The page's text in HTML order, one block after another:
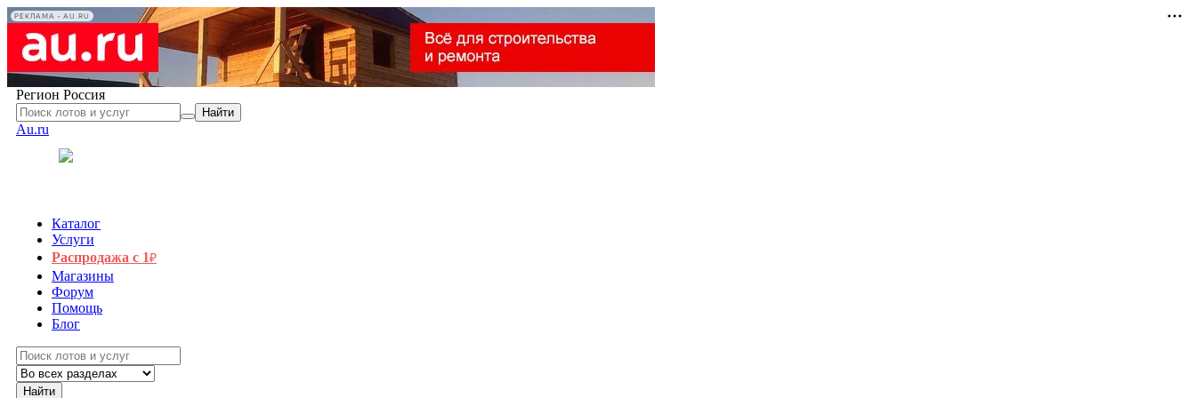
РЕКЛАМА • AU.RU
Регион Россия
Найти
Au.ru
Каталог
Услуги
Распродажа с 1₽
Магазины
Форум
Помощь
Блог
Найти